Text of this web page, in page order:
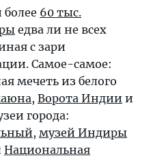
более 60 тыс.
едва ли не всех
с зари
Самое-самое:
мечеть из белого
, Ворота Индии и
города:
, музей Индиры
Национальная